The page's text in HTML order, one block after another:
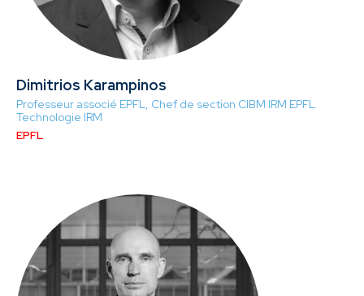
Dimitrios Karampinos
Professeur associé EPFL, Chef de section CIBM IRM EPFL
Technologie IRM
EPFL